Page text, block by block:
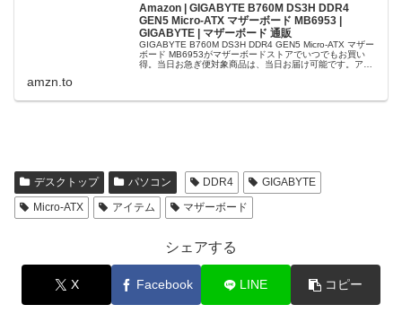
Amazon | GIGABYTE B760M DS3H DDR4
GEN5 Micro-ATX マザーボード MB6953 |
GIGABYTE | マザーボード 通販
GIGABYTE B760M DS3H DDR4 GEN5 Micro-ATX マザー
ボード MB6953がマザーボードストアでいつでもお買い
得。当日お急ぎ便対象商品は、当日お届け可能です。アマ
amzn.to
デスクトップ パソコン DDR4
GIGABYTE
Micro-ATX
アイテム マザーボード
シェアする
X Facebook LINE コピー